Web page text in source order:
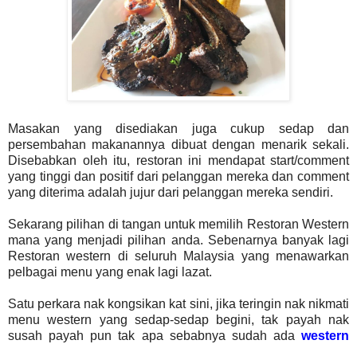
Masakan yang disediakan juga cukup sedap dan
persembahan makanannya dibuat dengan menarik sekali.
Disebabkan oleh itu, restoran ini mendapat start/comment
yang tinggi dan positif dari pelanggan mereka dan comment
yang diterima adalah jujur dari pelanggan mereka sendiri.
Sekarang pilihan di tangan untuk memilih Restoran Western
mana yang menjadi pilihan anda. Sebenarnya banyak lagi
Restoran western di seluruh Malaysia yang menawarkan
pelbagai menu yang enak lagi lazat.
Satu perkara nak kongsikan kat sini, jika teringin nak nikmati
menu western yang sedap-sedap begini, tak payah nak
susah payah pun tak apa sebabnya sudah ada western